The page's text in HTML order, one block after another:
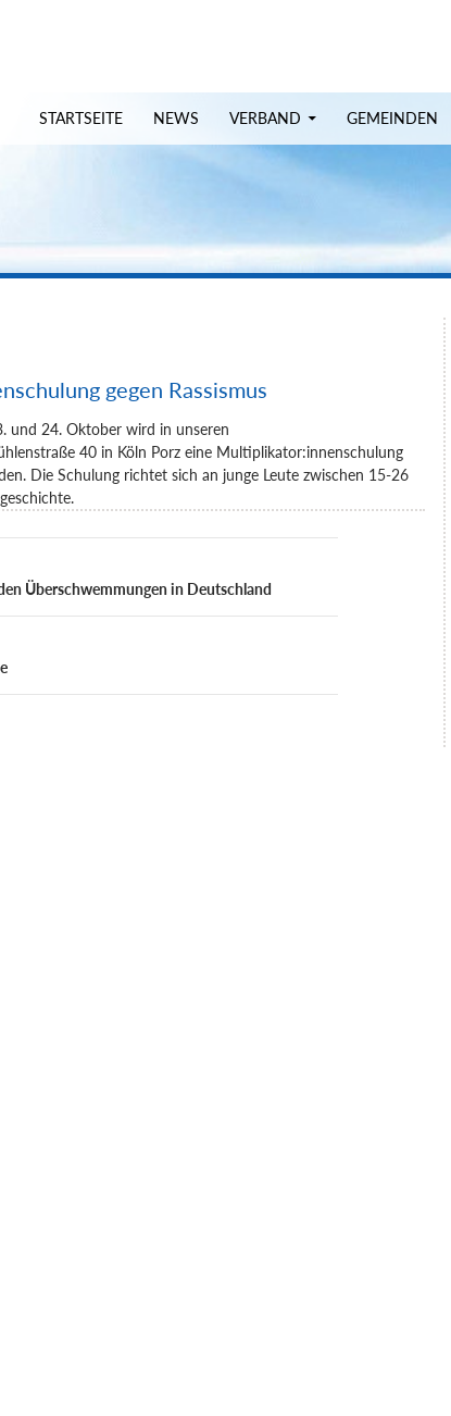
STARTSEITE NEWS VERBAND GEMEINDEN
gegen Rassismus
und 24. Oktober wird in unseren
40 in Köln Porz eine Multiplikator:innenschulung
Die Schulung richtet sich an junge Leute zwischen 15-26
Überschwemmungen in Deutschland